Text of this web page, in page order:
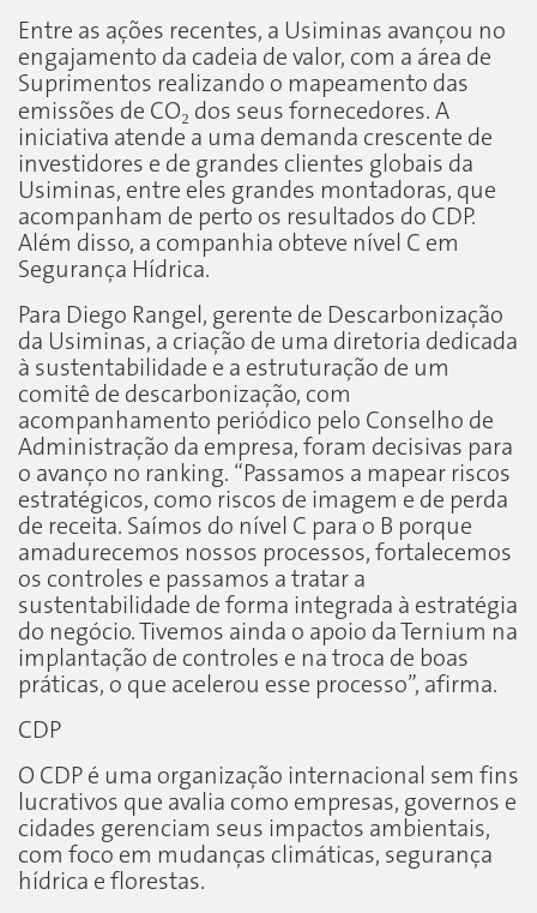
Entre as ações recentes, a Usiminas avançou no
engajamento da cadeia de valor, com a área de
Suprimentos realizando o mapeamento das
emissões de CO₂ dos seus fornecedores. A
iniciativa atende a uma demanda crescente de
investidores e de grandes clientes globais da
Usiminas, entre eles grandes montadoras, que
acompanham de perto os resultados do CDP.
Além disso, a companhia obteve nível C em
Segurança Hídrica.
Para Diego Rangel, gerente de Descarbonização
da Usiminas, a criação de uma diretoria dedicada
à sustentabilidade e a estruturação de um
comitê de descarbonização, com
acompanhamento periódico pelo Conselho de
Administração da empresa, foram decisivas para
o avanço no ranking. “Passamos a mapear riscos
estratégicos, como riscos de imagem e de perda
de receita. Saímos do nível C para o B porque
amadurecemos nossos processos, fortalecemos
os controles e passamos a tratar a
sustentabilidade de forma integrada à estratégia
do negócio. Tivemos ainda o apoio da Ternium na
implantação de controles e na troca de boas
práticas, o que acelerou esse processo”, afirma.
CDP
O CDP é uma organização internacional sem fins
lucrativos que avalia como empresas, governos e
cidades gerenciam seus impactos ambientais,
com foco em mudanças climáticas, segurança
hídrica e florestas.